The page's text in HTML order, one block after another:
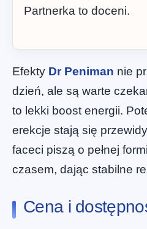
Partnerka to doceni.
Efekty Dr Peniman nie
dzień, ale są warte
to lekki boost energii.
erekcje stają się
faceci piszą o pełnej
czasem, dając stabilne
Cena i